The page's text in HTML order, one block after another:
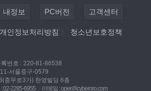
내정보 PC버전 고객센터
개인정보처리방침 청소년보호정책
록번호 : 220-81-86538
서울중구-0579
충무로3가) 한영빌딩 6층
02-2285-6955 이메일 :oper@cyberoro.com